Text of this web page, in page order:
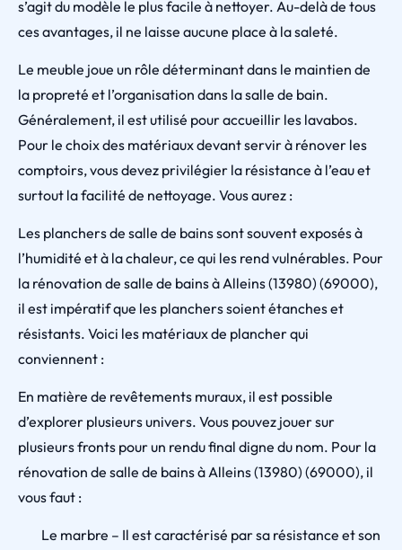
s’agit du modèle le plus facile à nettoyer. Au-delà de tous
ces avantages, il ne laisse aucune place à la saleté.
Le meuble joue un rôle déterminant dans le maintien de
la propreté et l’organisation dans la salle de bain.
Généralement, il est utilisé pour accueillir les lavabos.
Pour le choix des matériaux devant servir à rénover les
comptoirs, vous devez privilégier la résistance à l’eau et
surtout la facilité de nettoyage. Vous aurez :
Les planchers de salle de bains sont souvent exposés à
l’humidité et à la chaleur, ce qui les rend vulnérables. Pour
la rénovation de salle de bains à Alleins (13980) (69000),
il est impératif que les planchers soient étanches et
résistants. Voici les matériaux de plancher qui
conviennent :
En matière de revêtements muraux, il est possible
d’explorer plusieurs univers. Vous pouvez jouer sur
plusieurs fronts pour un rendu final digne du nom. Pour la
rénovation de salle de bains à Alleins (13980) (69000), il
vous faut :
Le marbre – Il est caractérisé par sa résistance et son